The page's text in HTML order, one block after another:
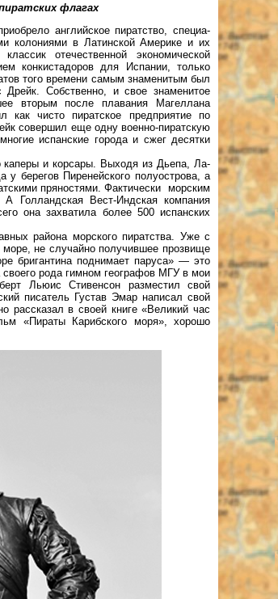
флагах
английское пиратство, специа­
колониями в Латинской Америке и их
отечественной экономической
конкистадоров для Испании, только
того времени самым знаменитым был
Собственно, и свое знаменитое
вторым после плавания Магеллана
как чисто пиратское предприятие по
совершил еще одну военно-пиратскую
испанские города и сжег десятки
каперы и корсары. Выходя из Дьепа, Ла-
берегов Пиренейского полуострова, а
пряностями. Фактически морским
Голландская Вест-Индская компания
она захватила более 500 испанских
района морского пиратства. Уже с
не случайно получившее прозвище
бригантина поднимает паруса» — это
своего рода гимном географов МГУ в мои
Льюис Стивенсон разместил свой
писатель Густав Эмар написал свой
в своей книге «Великий час
«Пираты Карибского моря», хорошо